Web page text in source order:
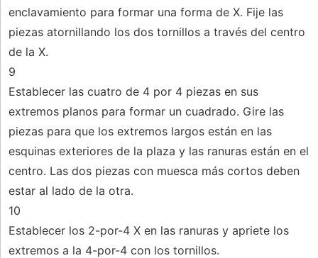
enclavamiento para formar una forma de X. Fije las
piezas atornillando los dos tornillos a través del centro
de la X.
9
Establecer las cuatro de 4 por 4 piezas en sus
extremos planos para formar un cuadrado. Gire las
piezas para que los extremos largos están en las
esquinas exteriores de la plaza y las ranuras están en el
centro. Las dos piezas con muesca más cortos deben
estar al lado de la otra.
10
Establecer los 2-por-4 X en las ranuras y apriete los
extremos a la 4-por-4 con los tornillos.